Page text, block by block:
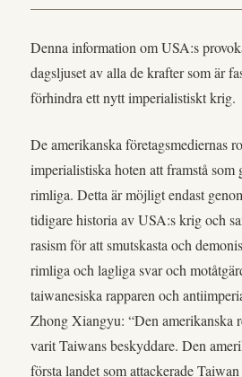
Denna information om USA:s
dagsljuset av alla de krafter som är
förhindra ett nytt imperialistiskt krig.
De amerikanska företagsmediernas
imperialistiska hoten att framstå som
rimliga. Detta är möjligt endast
tidigare historia av USA:s krig och
rasism för att smutskasta och
rimliga och lagliga svar och
taiwanesiska rapparen och
Zhong Xiangyu: “Den amerikanska
varit Taiwans beskyddare. Den
första landet som attackerade